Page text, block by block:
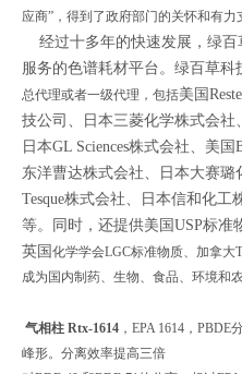
应商”，得到了政府部门的关怀和有力
经过十多年的快速发展，绿百
服务的色谱耗材平台。绿百草科
总代理或者一级代理，包括美国
技公司、
日本三菱化学株式会社
日本GL Sciences株式会社、美
东洋曹达株式会社、日本大赛璐
Tesque株式会社、日本信和化
等。同时，还提供美国USP标准
英国 化学学会LGC标准物质、加拿大
成为国内制药、生物、食品、环境和
气相柱 Rtx-1614 ，EPA 1614，
峰形。分离效率提高三倍